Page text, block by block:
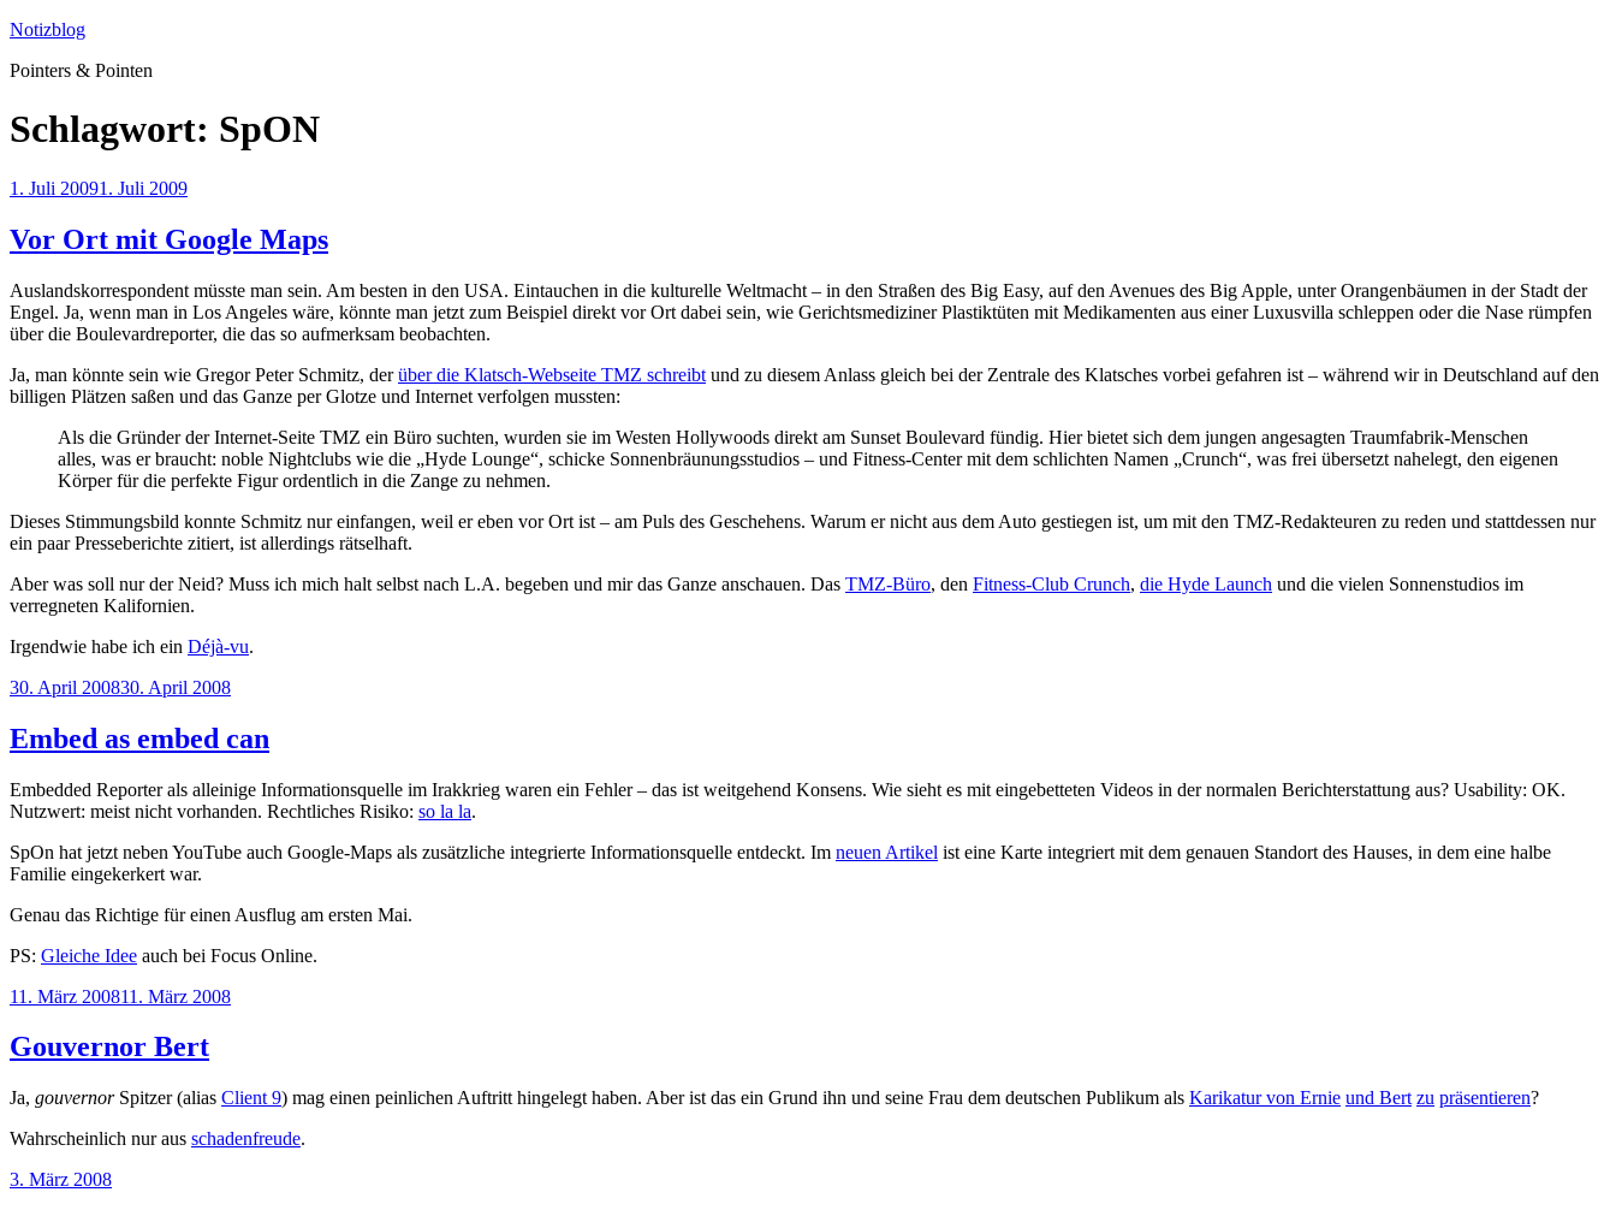
Zum
springen
Notizblog
Pointers & Pointen
Schlagwort: SpON
Veröffentlicht
1. Juli 20091. Juli 2009
Vor Ort mit Google Maps
Auslandskorrespondent müsste man sein. Am besten in den USA. Eintauchen in die kulturelle Weltmacht – in den Straßen des Big Easy, auf den Avenues des Big Apple, unter Orangenbäumen in der Stadt der
Engel. Ja, wenn man in Los Angeles wäre, könnte man jetzt zum Beispiel direkt vor Ort dabei sein, wie Gerichtsmediziner Plastiktüten mit Medikamenten aus einer Luxusvilla schleppen oder die Nase rümpfen
über die Boulevardreporter, die das so aufmerksam beobachten.
Ja, man könnte sein wie Gregor Peter Schmitz, derüber die Klatsch-Webseite TMZ schreibt und zu diesem Anlass gleich bei der Zentrale des Klatsches vorbei gefahren ist – während wir in Deutschland auf den
billigen Plätzen saßen und das Ganze per Glotze und Internet verfolgen mussten:
Als die Gründer der Internet-Seite TMZ ein Büro suchten, wurden sie im Westen Hollywoods direkt am Sunset Boulevard fündig. Hier bietet sich dem jungen angesagten Traumfabrik-Menschen
alles, was er braucht: noble Nightclubs wie die „Hyde Lounge“, schicke Sonnenbräunungsstudios – und Fitness-Center mit dem schlichten Namen „Crunch“, was frei übersetzt nahelegt, den eigenen
Körper für die perfekte Figur ordentlich in die Zange zu nehmen.
Dieses Stimmungsbild konnte Schmitz nur einfangen, weil er eben vor Ort ist – am Puls des Geschehens. Warum er nicht aus dem Auto gestiegen ist, um mit den TMZ-Redakteuren zu reden und stattdessen nur
ein paar Presseberichte zitiert, ist allerdings rätselhaft.
Aber was soll nur der Neid? Muss ich mich halt selbst nach L.A. begeben und mir das Ganze anschauen. Das TMZ-Büro, den Fitness-Club Crunch, die Hyde Launch und die vielen Sonnenstudios im
verregneten Kalifornien.
Irgendwie habe ich ein Déjà-vu.
Veröffentlicht
30. April 200830. April 2008
Embed as embed can
Embedded Reporter als alleinige Informationsquelle im Irakkrieg waren ein Fehler – das ist weitgehend Konsens. Wie sieht es mit eingebetteten Videos in der normalen Berichterstattung aus? Usability: OK.
Nutzwert: meist nicht vorhanden. Rechtliches Risiko: so la la.
SpOn hat jetzt neben YouTube auch Google-Maps als zusätzliche integrierte Informationsquelle entdeckt. Im neuen Artikel ist eine Karte integriert mit dem genauen Standort des Hauses, in dem eine halbe
Familie eingekerkert war.
Genau das Richtige für einen Ausflug am ersten Mai.
PS: Gleiche Idee auch bei Focus Online.
Veröffentlicht
11. März 200811. März 2008
Gouvernor Bert
Ja, gouvernorSpitzer (alias Client 9) mag einen peinlichen Auftritt hingelegt haben. Aber ist das ein Grund ihn und seine Frau dem deutschen Publikum als Karikatur von Ernie und Bert zu präsentieren?
Wahrscheinlich nur aus schadenfreude.
Veröffentlicht
3. März 2008